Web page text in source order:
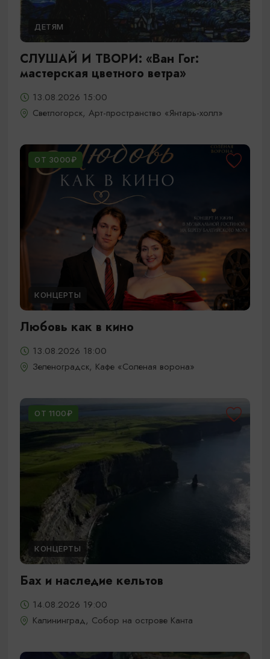
ДЕТЯМ
СЛУШАЙ И ТВОРИ: «Ван Гог:
мастерская цветного ветра»
13.08.2026 15:00
Светлогорск, Арт-пространство «Янтарь-холл»
ОТ 3000₽
КОНЦЕРТЫ
Любовь как в кино
13.08.2026 18:00
Зеленоградск, Кафе «Соленая ворона»
ОТ 1100₽
КОНЦЕРТЫ
Бах и наследие кельтов
14.08.2026 19:00
Калининград, Собор на острове Канта